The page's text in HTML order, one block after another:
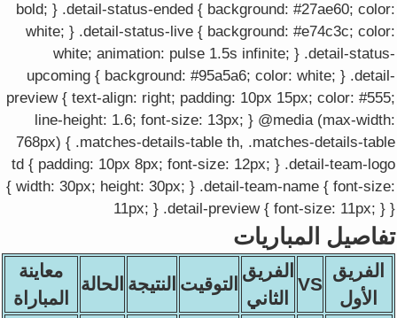
bold; } .detail-status-ended { background: #27ae60; color:
white; } .detail-status-live { background: #e74c3c; color:
white; animation: pulse 1.5s infinite; } .detail-status-
upcoming { background: #95a5a6; color: white; } .detail-
preview { text-align: right; padding: 10px 15px; color: #555;
line-height: 1.6; font-size: 13px; } @media (max-width:
768px) { .matches-details-table th, .matches-details-table
td { padding: 10px 8px; font-size: 12px; } .detail-team-logo
{ width: 30px; height: 30px; } .detail-team-name { font-size:
11px; } .detail-preview { font-size: 11px; } }
تفاصيل المباريات
الفريق
الأول
VS
الفريق
الثاني
التوقيت النتيجة الحالة
معاينة
المباراة